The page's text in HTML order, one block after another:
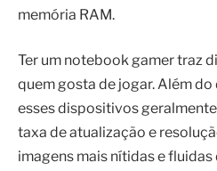
memória RAM.
Ter um notebook gamer traz
quem gosta de jogar. Além
esses dispositivos
taxa de atualização e
imagens mais nítidas e